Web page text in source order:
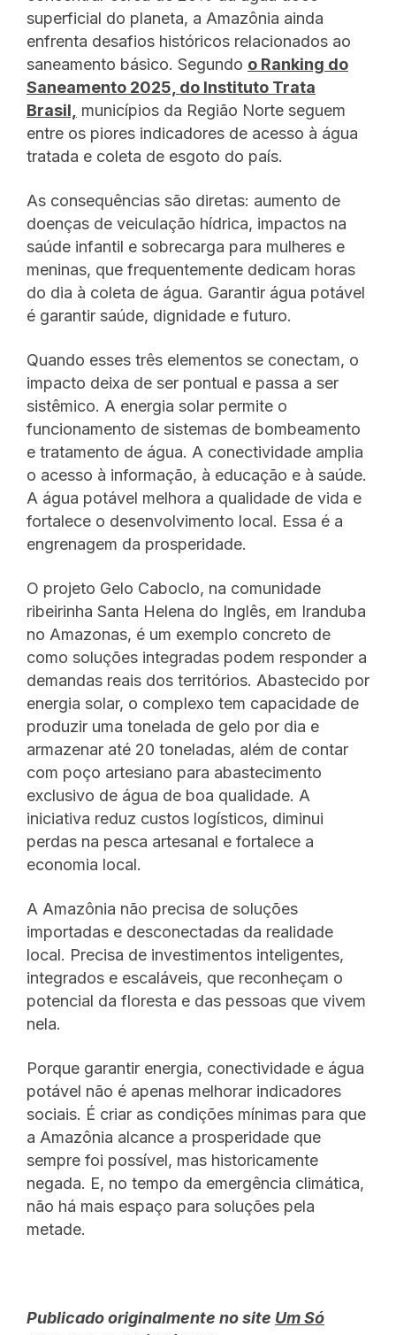
superficial do planeta, a Amazônia ainda
enfrenta desafios históricos relacionados ao
saneamento básico. Segundo o Ranking do
Saneamento 2025, do Instituto Trata
Brasil,
municípios da Região Norte seguem
entre os piores indicadores de acesso à água
tratada e coleta de esgoto do país.
As consequências são diretas: aumento de
doenças de veiculação hídrica, impactos na
saúde infantil e sobrecarga para mulheres e
meninas, que frequentemente dedicam horas
do dia à coleta de água. Garantir água potável
é garantir saúde, dignidade e futuro.
Quando esses três elementos se conectam, o
impacto deixa de ser pontual e passa a ser
sistêmico. A energia solar permite o
funcionamento de sistemas de bombeamento
e tratamento de água. A conectividade amplia
o acesso à informação, à educação e à saúde.
A água potável melhora a qualidade de vida e
fortalece o desenvolvimento local. Essa é a
engrenagem da prosperidade.
O projeto Gelo Caboclo, na comunidade
ribeirinha Santa Helena do Inglês, em Iranduba
no Amazonas, é um exemplo concreto de
como soluções integradas podem responder a
demandas reais dos territórios. Abastecido por
energia solar, o complexo tem capacidade de
produzir uma tonelada de gelo por dia e
armazenar até 20 toneladas, além de contar
com poço artesiano para abastecimento
exclusivo de água de boa qualidade. A
iniciativa reduz custos logísticos, diminui
perdas na pesca artesanal e fortalece a
economia local.
A Amazônia não precisa de soluções
importadas e desconectadas da realidade
local. Precisa de investimentos inteligentes,
integrados e escaláveis, que reconheçam o
potencial da floresta e das pessoas que vivem
nela.
Porque garantir energia, conectividade e água
potável não é apenas melhorar indicadores
sociais. É criar as condições mínimas para que
a Amazônia alcance a prosperidade que
sempre foi possível, mas historicamente
negada. E, no tempo da emergência climática,
não há mais espaço para soluções pela
metade.
Publicado originalmente no site Um Só